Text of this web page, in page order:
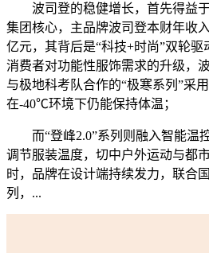
波司登的稳健增长，首先得益于
集团核心，主品牌波司登本财年收
亿元，其背后是“科技+时尚”双轮
消费者对功能性服饰需求的升级，
与极地科考队合作的“极寒系列”采
在-40℃环境下仍能保持体温；
而“登峰2.0”系列则融入智能温
调节服装温度，切中户外运动与都
时，品牌在设计端持续发力，联合
列，...